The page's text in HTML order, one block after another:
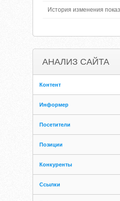
История изменения
АНАЛИЗ САЙТА
Контент
Информер
Посетители
Позиции
Конкуренты
Ссылки